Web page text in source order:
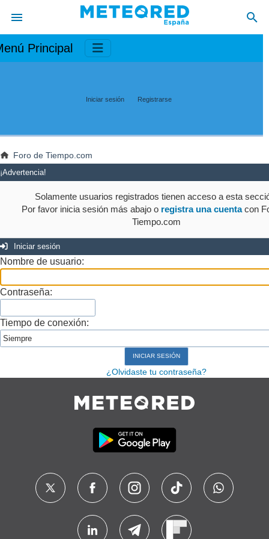
Principal
Iniciar sesión Registrarse
Foro de Tiempo.com
¡Advertencia!
Solamente usuarios registrados tienen acceso a esta
Por favor inicia sesión más abajo o registra una cuentacon
Tiempo.com
Iniciar sesión
Nombre de usuario:
Contraseña:
Tiempo de conexión:
¿Olvidaste tu contraseña?